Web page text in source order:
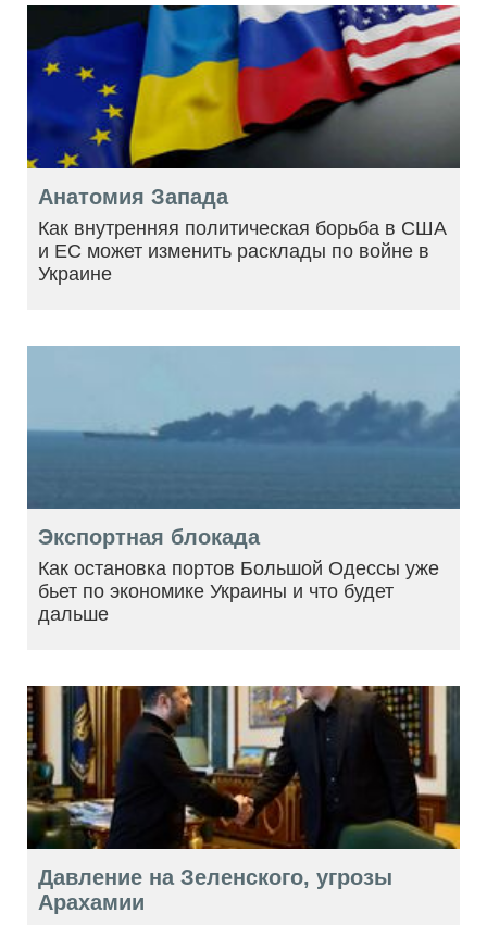
Анатомия Запада
Как внутренняя политическая борьба в США
и ЕС может изменить расклады по войне в
Украине
Экспортная блокада
Как остановка портов Большой Одессы уже
бьет по экономике Украины и что будет
дальше
Давление на Зеленского, угрозы
Арахамии